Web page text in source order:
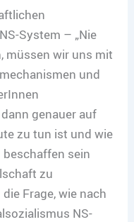
System – „Nie
müssen wir uns mit
und
genauer auf
zu tun ist und wie
sein
zu
Frage, wie nach
NS-